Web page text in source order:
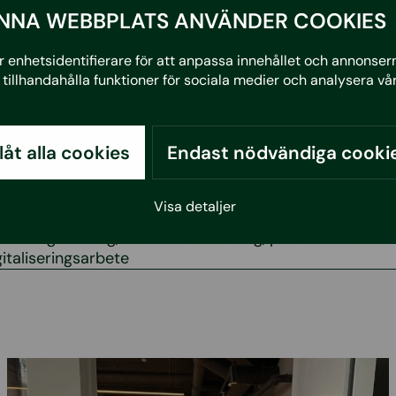
WEBBPLATS ANVÄNDER COOKIES
enhetsidentifierare för att anpassa innehållet och
tillhandahålla funktioner för sociala medier och analysera
alla cookies Endast nödvändiga
Visa detaljer
nu på att färdigställas med driftsättningar och
och planteringar runt byggnaden
i december. Vill du veta mer finns mer info att finna